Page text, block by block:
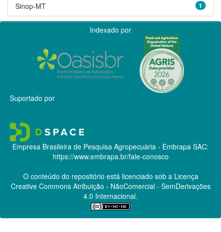
1
Sinop-MT
Indexado por
Suportado por
Empresa Brasileira de Pesquisa Agropecuária - Embrapa SAC:
https://www.embrapa.br/fale-conosco
O conteúdo do repositório está licenciado sob a Licença
Creative CommonsAtribuição - NãoComercial - SemDerivações
4.0 Internacional.